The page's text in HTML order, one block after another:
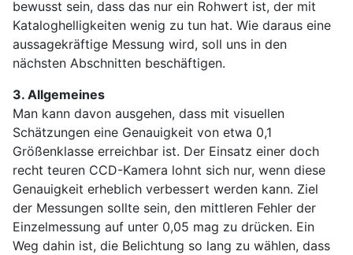
bewusst sein, dass das nur ein Rohwert ist, der mit
Kataloghelligkeiten wenig zu tun hat. Wie daraus eine
aussagekräftige Messung wird, soll uns in den
nächsten Abschnitten beschäftigen.
3. Allgemeines
Man kann davon ausgehen, dass mit visuellen
Schätzungen eine Genauigkeit von etwa 0,1
Größenklasse erreichbar ist. Der Einsatz einer doch
recht teuren CCD-Kamera lohnt sich nur, wenn diese
Genauigkeit erheblich verbessert werden kann. Ziel
der Messungen sollte sein, den mittleren Fehler der
Einzelmessung auf unter 0,05 mag zu drücken. Ein
Weg dahin ist, die Belichtung so lang zu wählen, dass